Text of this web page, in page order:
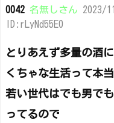
0042 名無しさん 2023/
ID:rLyNd55E0
とりあえず多量の酒
くちゃな生活って本
若い世代はでも男で
ってるので